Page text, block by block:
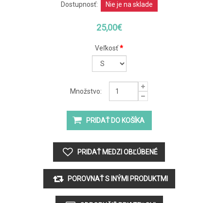
Dostupnosť: Nie je na sklade
25,00€
Veľkosť*
Množstvo: